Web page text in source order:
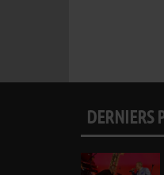
DERNIERS